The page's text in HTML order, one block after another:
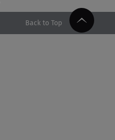
Back to Top